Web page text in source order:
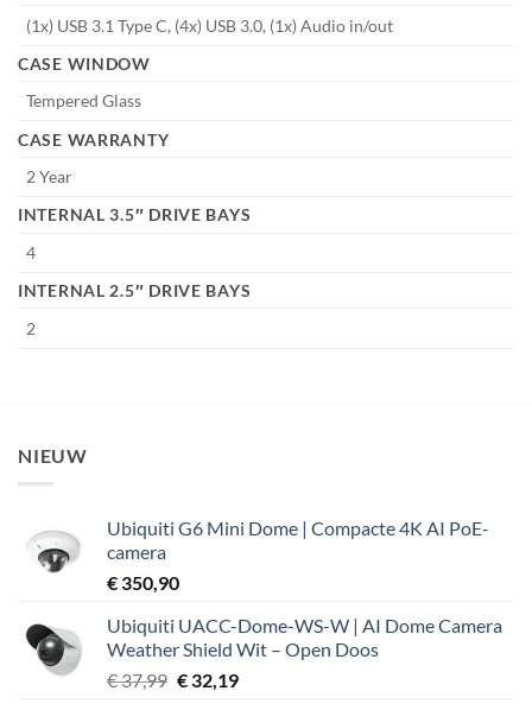
(1x) USB 3.1 Type C, (4x) USB 3.0, (1x) Audio in/out
CASE WINDOW
Tempered Glass
CASE WARRANTY
2 Year
INTERNAL 3.5″ DRIVE BAYS
4
INTERNAL 2.5″ DRIVE BAYS
2
NIEUW
Ubiquiti G6 Mini Dome | Compacte 4K AI PoE-
camera
€ 350,90
Ubiquiti UACC-Dome-WS-W | AI Dome Camera
Weather Shield Wit – Open Doos
€37,99 Oorspronkelijke
€32,19Huidige